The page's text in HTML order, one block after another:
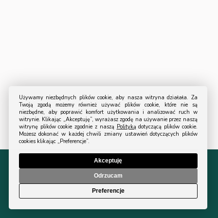
© 2024 All Rights Reserved Turystyka Ogrodowa.
Polityka prywatności|Regulamin sklepu
Używamy niezbędnych plików cookie, aby nasza witryna działała. Za
Twoją zgodą możemy również używać plików cookie, które nie są
niezbędne, aby poprawić komfort użytkowania i analizować ruch w
witrynie. Klikając „Akceptuję”, wyrażasz zgodę na używanie przez naszą
witrynę plików cookie zgodnie z naszą Polityką dotyczącą plików cookie.
Możesz dokonać w każdej chwili zmiany ustawień dotyczących plików
cookies klikając „Preferencje”.
Preferencje
Odrzucam
Akceptuję